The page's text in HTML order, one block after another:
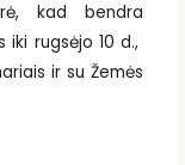
kad bendra
rugsėjo 10 d.,
ir su Žemės